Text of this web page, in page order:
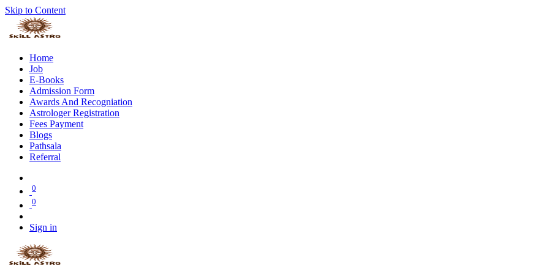
Skip to Content
Home
Job
E-Books
Admission Form
Awards And Recogniation
Astrologer Registration
Fees Payment
Blogs
Pathsala
Referral
0
0
Sign in